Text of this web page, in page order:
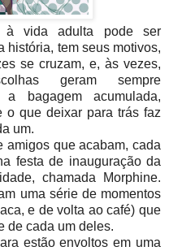
à vida adulta pode ser
história, tem seus motivos,
se cruzam, e, às vezes,
geram sempre
bagagem acumulada,
o que deixar para trás faz
um.
amigos que acabam, cada
festa de inauguração da
chamada Morphine.
uma série de momentos
e de volta ao café) que
de cada um deles.
estão envoltos em uma